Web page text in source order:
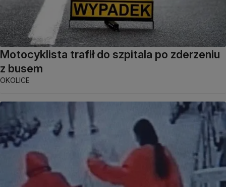
Motocyklista trafił do szpitala po zderzeniu
z busem
OKOLICE